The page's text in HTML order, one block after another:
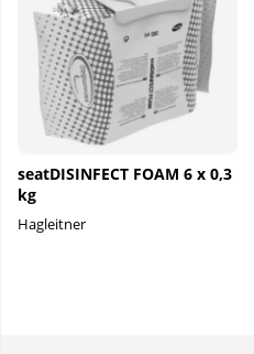
seatDISINFECT FOAM 6 x 0,3
kg
Hagleitner